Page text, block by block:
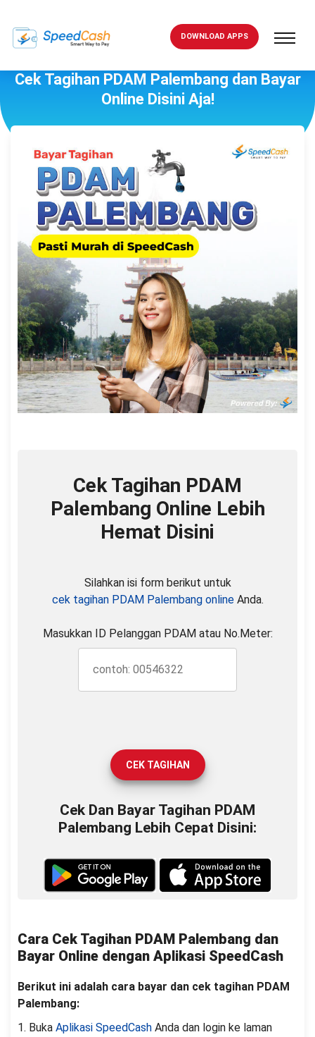
DOWNLOAD APPS
Cek Tagihan PDAM Palembang dan Bayar
Online Disini Aja!
Cek Tagihan PDAM
Palembang Online Lebih
Hemat Disini
Silahkan isi form berikut untuk
cek tagihan PDAM Palembang onlineAnda.
Masukkan ID Pelanggan PDAM atau No.Meter:
CEK TAGIHAN
Cek Dan Bayar Tagihan PDAM
Palembang Lebih Cepat Disini:
Cara Cek Tagihan PDAM Palembang dan
Bayar Online dengan Aplikasi SpeedCash
Berikut ini adalah cara bayar dan cek tagihan PDAM
Palembang:
1. Buka Aplikasi SpeedCash Anda dan login ke laman